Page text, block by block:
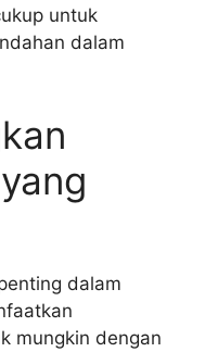
untuk
dalam
dalam
mungkin dengan